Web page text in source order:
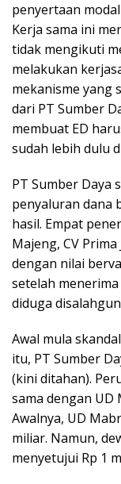
penyertaan
Kerja sama ini
tidak mengikuti
melakukan
mekanisme yang
dari PT Sumber
membuat ED
sudah lebih dulu
PT Sumber Daya
penyaluran dana
hasil. Empat
Majeng, CV
dengan nilai
setelah
diduga
Awal mula
itu, PT Sumber
(kini ditahan).
sama dengan UD
Awalnya, UD
miliar. Namun,
menyetujui Rp 1